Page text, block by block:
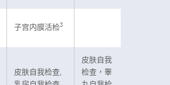
子宫内膜活检3
皮肤自我检查,
皮肤自我
检查，睾